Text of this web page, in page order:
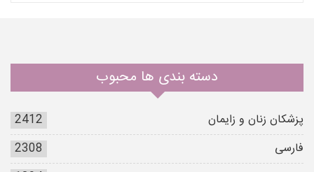
دسته بندی ها محبوب
پزشکان زنان و زایمان
2412
فارسی
2308